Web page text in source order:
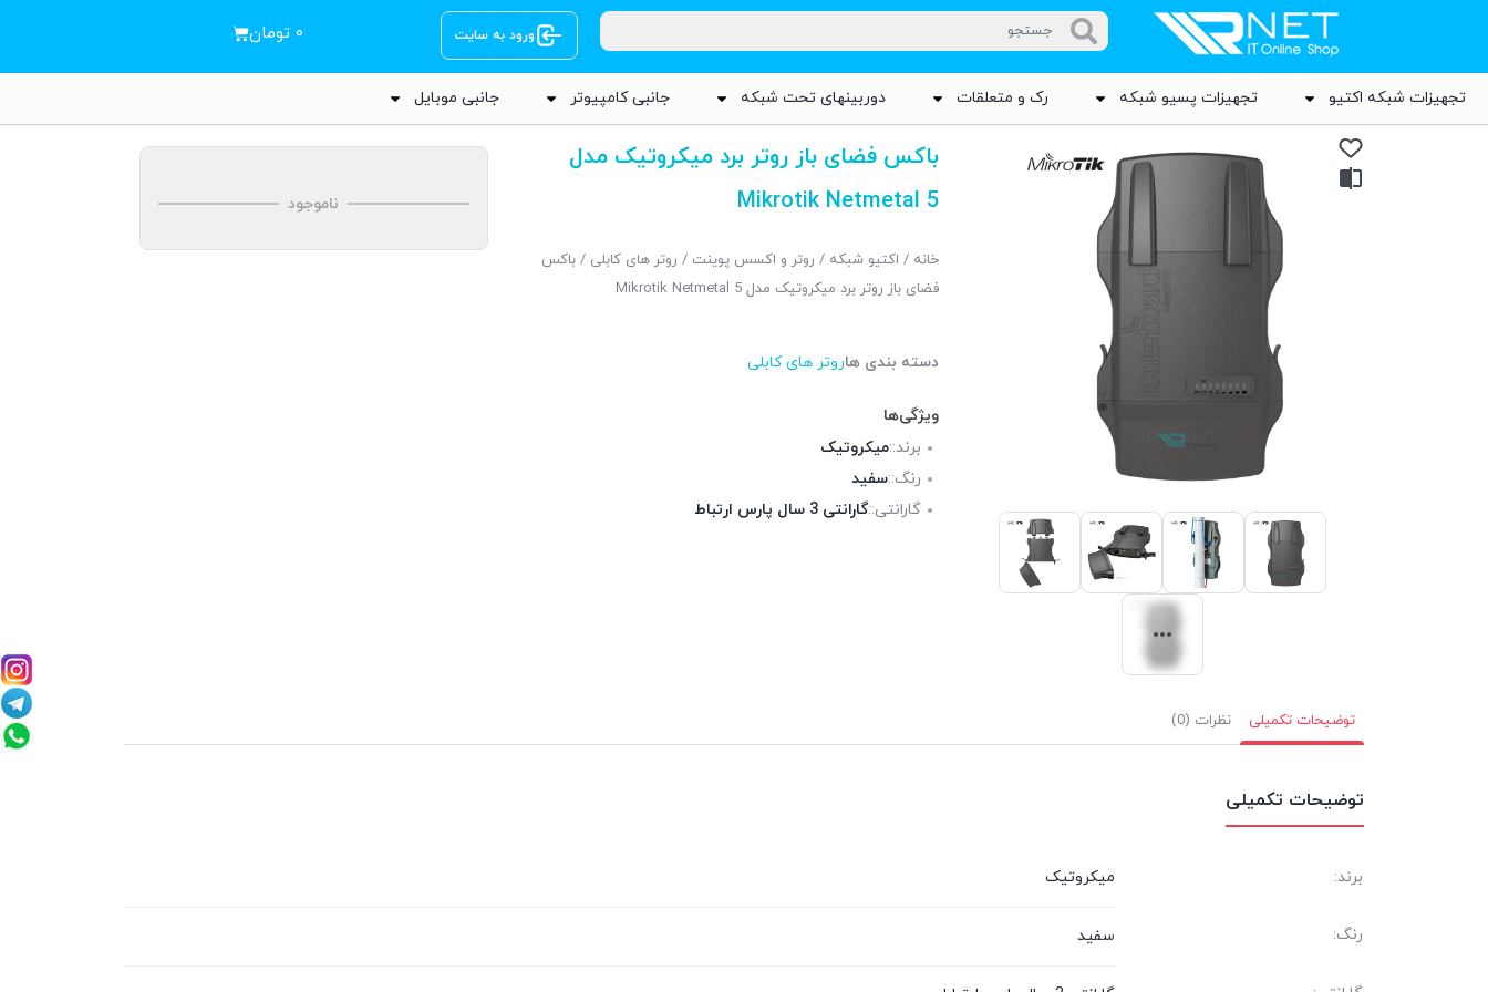
ورود به سایت ۰ تومان
تجهیزات شبکه اکتیو تجهیزات پسیو شبکه رک و متعلقات دوربینهای تحت شبکه جانبی کامپیوتر جانبی موبایل
باکس فضای باز روتر برد میکروتیک مدل
Mikrotik Netmetal 5
خانه / اکتیو شبکه / روتر و اکسس پوینت / روتر های کابلی / باکس
فضای باز روتر برد میکروتیک مدل Mikrotik Netmetal 5
دسته بندی هاروتر های کابلی
ویژگی‌ها
برند::میکروتیک
رنگ::سفید
گارانتی::گارانتی 3 سال پارس ارتباط
ناموجود
توضیحات تکمیلی نظرات (0)
توضیحات تکمیلی
برند: میکروتیک
رنگ: سفید